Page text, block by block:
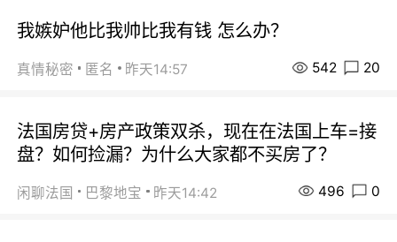
我嫉妒他比我帅比我有钱 怎么办？
真情秘密 匿名 昨天14:57 542 20
法国房贷+房产政策双杀，现在在法国上车=接
盘？如何捡漏？为什么大家都不买房了？
闲聊法国 巴黎地宝 昨天14:42 496 0